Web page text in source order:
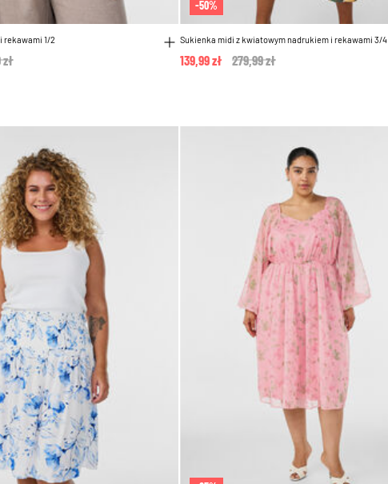
rekawami 1/2
from
zł
-50%
Sukienka midi z kwiatowym nadrukiem i rekawami 3/4
Price reduced from
279,99 zł
139,99 zł